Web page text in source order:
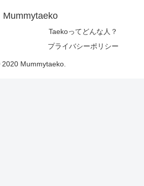
Mummytaeko
Taekoってどんな人？
プライバシーポリシー
Mummytaeko.